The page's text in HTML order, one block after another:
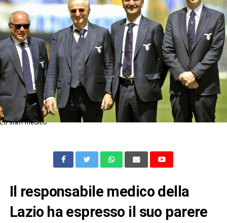
Lo staff medico
Il responsabile medico della
Lazio ha espresso il suo parere